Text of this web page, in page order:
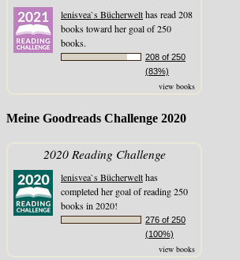
lenisvea`s Bücherwelthas read 208
books toward her goal of 250
books.
208 of 250
(83%)
view books
Meine Goodreads Challenge 2020
2020 Reading Challenge
lenisvea`s Bücherwelthas
completed her goal of reading 250
books in 2020!
276 of 250
(100%)
view books